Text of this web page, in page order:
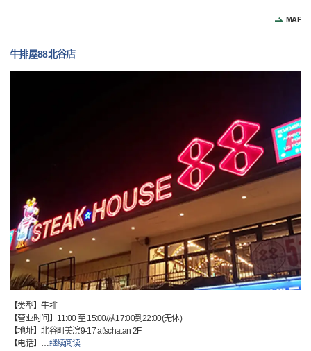
MAP
牛排屋88北谷店
【类型】牛排
【营业时间】11:00 至 15:00/从17:00到22:00(无休)
【地址】北谷町美滨9-17 at'schatan 2F
【电话】 …继续阅读